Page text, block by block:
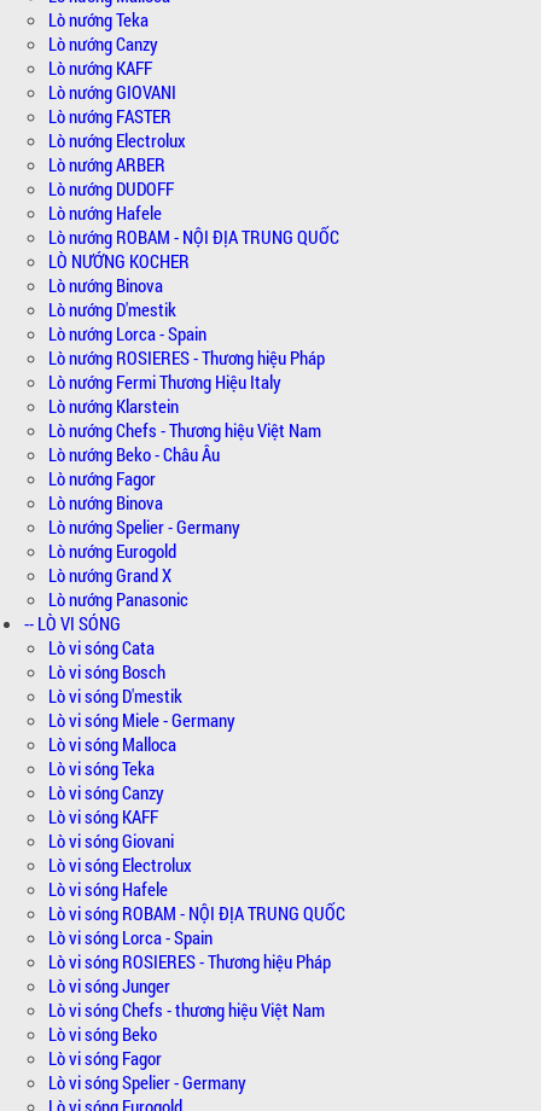
Lò nướng Teka
Lò nướng Canzy
Lò nướng KAFF
Lò nướng GIOVANI
Lò nướng FASTER
Lò nướng Electrolux
Lò nướng ARBER
Lò nướng DUDOFF
Lò nướng Hafele
Lò nướng ROBAM - NỘI ĐỊA TRUNG QUỐC
LÒ NƯỚNG KOCHER
Lò nướng Binova
Lò nướng D'mestik
Lò nướng Lorca - Spain
Lò nướng ROSIERES - Thương hiệu Pháp
Lò nướng Fermi Thương Hiệu Italy
Lò nướng Klarstein
Lò nướng Chefs - Thương hiệu Việt Nam
Lò nướng Beko - Châu Âu
Lò nướng Fagor
Lò nướng Binova
Lò nướng Spelier - Germany
Lò nướng Eurogold
Lò nướng Grand X
Lò nướng Panasonic
-- LÒ VI SÓNG
Lò vi sóng Cata
Lò vi sóng Bosch
Lò vi sóng D'mestik
Lò vi sóng Miele - Germany
Lò vi sóng Malloca
Lò vi sóng Teka
Lò vi sóng Canzy
Lò vi sóng KAFF
Lò vi sóng Giovani
Lò vi sóng Electrolux
Lò vi sóng Hafele
Lò vi sóng ROBAM - NỘI ĐỊA TRUNG QUỐC
Lò vi sóng Lorca - Spain
Lò vi sóng ROSIERES - Thương hiệu Pháp
Lò vi sóng Junger
Lò vi sóng Chefs - thương hiệu Việt Nam
Lò vi sóng Beko
Lò vi sóng Fagor
Lò vi sóng Spelier - Germany
Lò vi sóng Eurogold